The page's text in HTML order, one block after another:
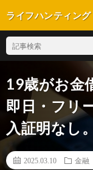
ライフハンティング
19歳がお金
即日・フリ
入証明なし
2025.03.10 金融